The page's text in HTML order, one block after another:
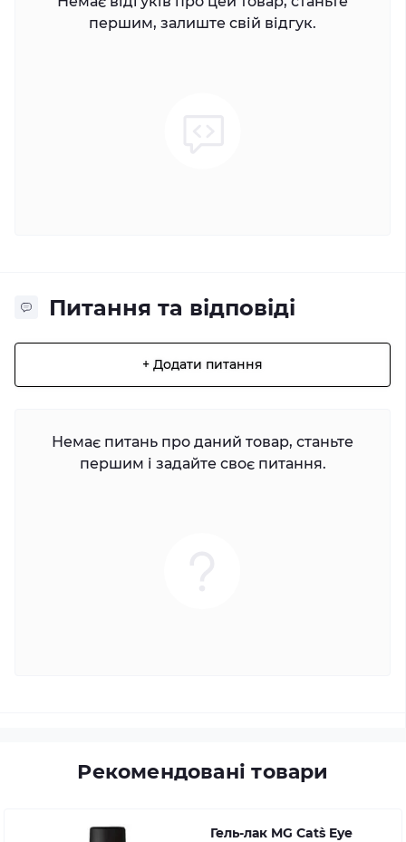
першим, залиште свій відгук.
Питання та відповіді
+ Додати питання
Немає питань про даний товар, станьте
першим і задайте своє питання.
Рекомендовані товари
Гель-лак MG Cat`s Eye